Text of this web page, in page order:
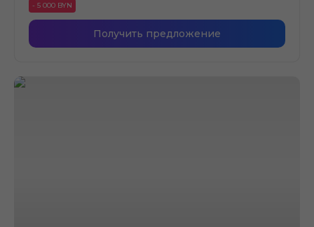
- 5 000 BYN
Получить предложение